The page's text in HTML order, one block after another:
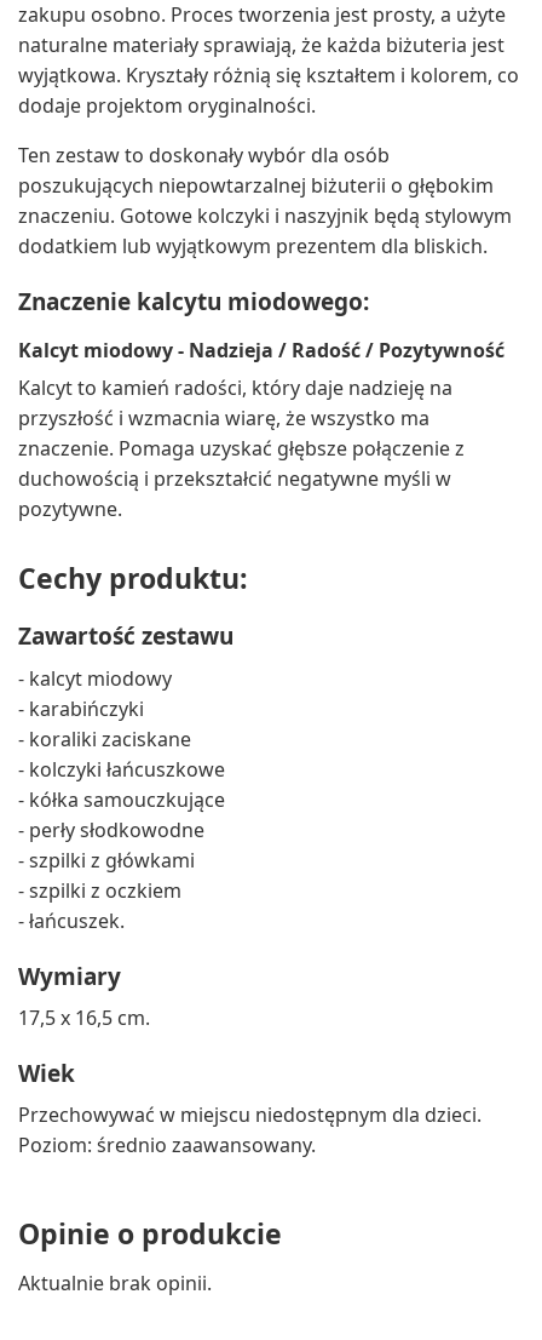
zakupu osobno. Proces tworzenia jest prosty, a użyte
naturalne materiały sprawiają, że każda biżuteria jest
wyjątkowa. Kryształy różnią się kształtem i kolorem, co
dodaje projektom oryginalności.
Ten zestaw to doskonały wybór dla osób
poszukujących niepowtarzalnej biżuterii o głębokim
znaczeniu. Gotowe kolczyki i naszyjnik będą stylowym
dodatkiem lub wyjątkowym prezentem dla bliskich.
Znaczenie kalcytu miodowego:
Kalcyt miodowy - Nadzieja / Radość / Pozytywność
Kalcyt to kamień radości, który daje nadzieję na
przyszłość i wzmacnia wiarę, że wszystko ma
znaczenie. Pomaga uzyskać głębsze połączenie z
duchowością i przekształcić negatywne myśli w
pozytywne.
Cechy produktu:
Zawartość zestawu
- kalcyt miodowy
- karabińczyki
- koraliki zaciskane
- kolczyki łańcuszkowe
- kółka samouczkujące
- perły słodkowodne
- szpilki z główkami
- szpilki z oczkiem
- łańcuszek.
Wymiary
17,5 x 16,5 cm.
Wiek
Przechowywać w miejscu niedostępnym dla dzieci.
Poziom: średnio zaawansowany.
Opinie o produkcie
Aktualnie brak opinii.